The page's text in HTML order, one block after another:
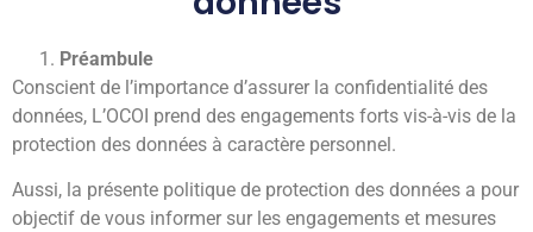
Préambule
Conscient de l’importance d’assurer la confidentialité des
données, L’OCOI prend des engagements forts vis-à-vis de la
protection des données à caractère personnel.
Aussi, la présente politique de protection des données a pour
objectif de vous informer sur les engagements et mesures